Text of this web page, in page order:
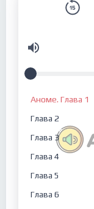
Аноме. Глава 1
Глава 2
Глава 3
Глава 4
Глава 5
Глава 6